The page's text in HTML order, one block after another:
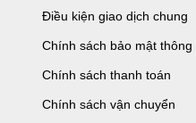
Điều kiện giao dịch chung
Chính sách bảo mật thông
Chính sách thanh toán
Chính sách vận chuyển